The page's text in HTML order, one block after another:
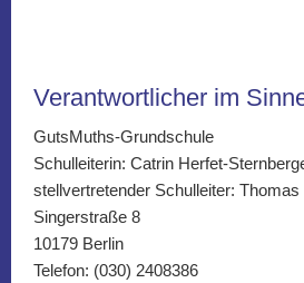
Verantwortlicher im
GutsMuths-Grundschule
Schulleiterin: Catrin Herfet-
stellvertretender Schulleiter:
Singerstraße 8
10179 Berlin
Telefon: (030) 2408386